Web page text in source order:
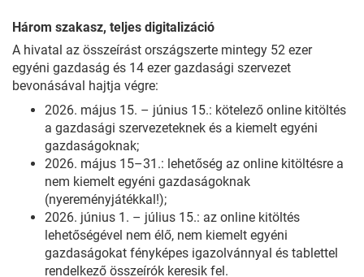
Három szakasz, teljes digitalizáció
A hivatal az összeírást országszerte mintegy 52 ezer
egyéni gazdaság és 14 ezer gazdasági szervezet
bevonásával hajtja végre:
2026. május 15. – június 15.: kötelező online kitöltés
a gazdasági szervezeteknek és a kiemelt egyéni
gazdaságoknak;
2026. május 15–31.: lehetőség az online kitöltésre a
nem kiemelt egyéni gazdaságoknak
(nyereményjátékkal!);
2026. június 1. – július 15.: az online kitöltés
lehetőségével nem élő, nem kiemelt egyéni
gazdaságokat fényképes igazolvánnyal és tablettel
rendelkező összeírók keresik fel.